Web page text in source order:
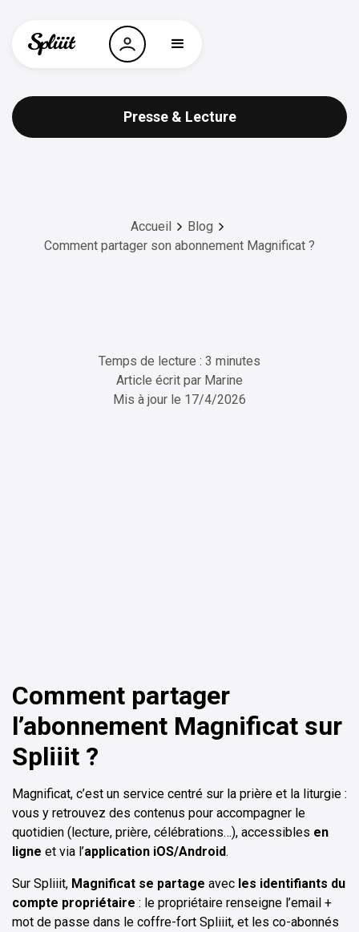
Presse & Lecture
Accueil
Blog
Comment partager son abonnement Magnificat ?
Temps de lecture : 3 minutes
Article écrit par Marine
Mis à jour le 17/4/2026
Comment partager
l’abonnement Magnificat sur
Spliiit ?
Magnificat, c’est un service centré sur la prière et la liturgie :
vous y retrouvez des contenus pour accompagner le
quotidien (lecture, prière, célébrations…), accessibles en
ligne et via l’application iOS/Android.
Sur Spliiit, Magnificat se partage avec les identifiants du
compte propriétaire : le propriétaire renseigne l’email +
mot de passe dans le coffre-fort Spliiit, et les co-abonnés